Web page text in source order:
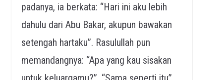
padanya, ia berkata: “Hari ini aku lebih
dahulu dari Abu Bakar, akupun bawakan
setengah hartaku”. Rasulullah pun
memandangnya: “Apa yang kau sisakan